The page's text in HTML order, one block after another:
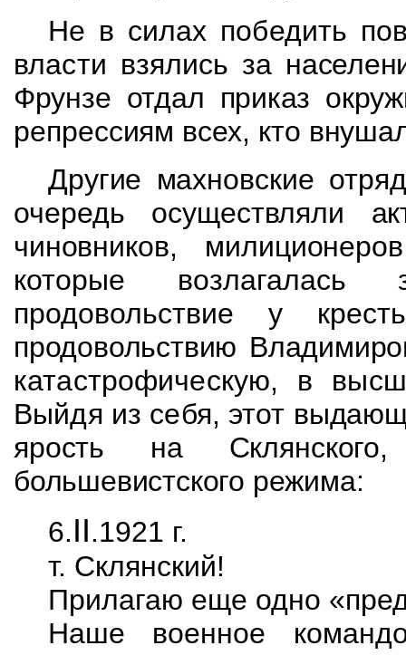
Не в силах победить
власти взялись за
Фрунзе отдал приказ
репрессиям всех, кто
Другие махновские
очередь осуществляли
чиновников,
которые возлагалась
продовольствие у
продовольствию
катастрофическую, в
Выйдя из себя, этот
ярость на
большевистского режима:
6.II.1921 г.
т. Склянский!
Прилагаю еще одно
Наше военное